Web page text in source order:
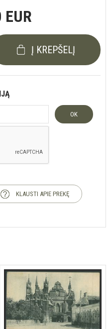
Į KREPŠELĮ
OK
KLAUSTI APIE PREKĘ